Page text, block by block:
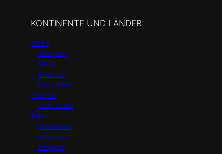
KONTINENTE UND LÄNDER:
Afrika
Äthiopien
Kenia
Marokko
Seychellen
Amerika
Saint Lucia
Asien
Indonesien
Myanmar
Singapur